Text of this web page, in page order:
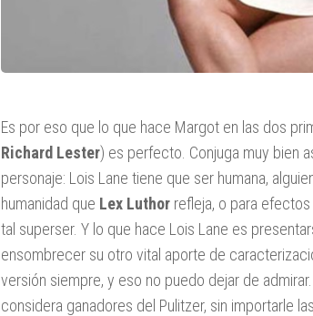
Es por eso que lo que hace Margot en las dos
Richard Lester) es perfecto. Conjuga muy bien
personaje: Lois Lane tiene que ser humana,
humanidad que Lex Luthor refleja, o para
tal superser. Y lo que hace Lois Lane es
ensombrecer su otro vital aporte de
versión siempre, y eso no puedo dejar de
considera ganadores del Pulitzer, sin importarle